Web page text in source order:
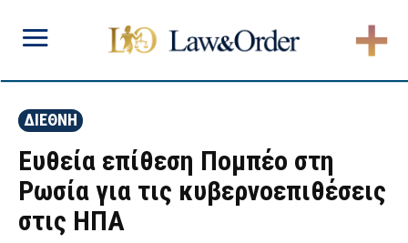
ΔΙΕΘΝΗ
Ευθεία επίθεση Πομπέο στη
Ρωσία για τις κυβερνοεπιθέσεις
στις ΗΠΑ